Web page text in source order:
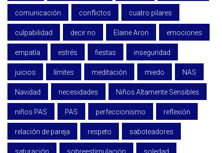
comunicación conflictos cuatro pilares
culpabilidad decir no Elaine Aron emociones
empatía estrés fiestas inseguridad
juicios límites meditación miedo NAS
Navidad necesidades Niños Altamente Sensibles
niños PAS PAS perfeccionismo reflexión
relación de pareja respeto saboteadores